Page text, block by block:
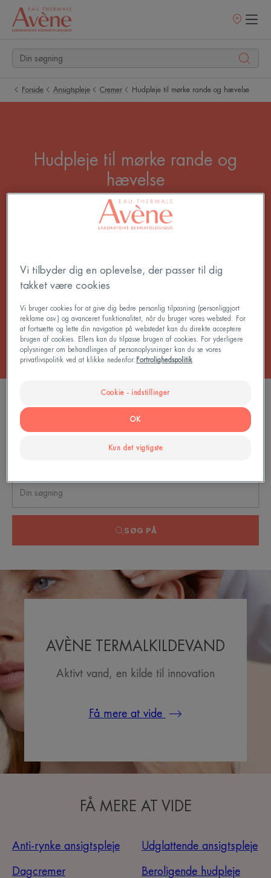
Salgssteder
Forside Ansigtspleje Cremer Hudpleje til mørke rande og hævelse
Hudpleje til mørke rande og
hævelse
Hvem har ikke drømt om at få sine mørke rande til
at forsvinde? En creme mod mørke rande er en
rande dag efter dag. Resultatet: synligt friskere,
mere strålende og mere udhvilede øjenomgivelser.
Alle Cremer
0 resultat "Hudpleje til mørke rande og
hævelse"
SØG PÅ
AVÈNE TERMALKILDEVAND
Aktivt vand, en kilde til innovation
Få mere at vide
FÅ MERE AT VIDE
Anti-rynke ansigtspleje Udglattende ansigtspleje
Dagcremer Beroligende hudpleje
Vi tilbyder dig en oplevelse, der passer til dig
takket være cookies
Vi bruger cookies for at give dig bedre personlig tilpasning (personliggjort
reklame osv.) og avanceret funktionalitet, når du bruger vores websted. For
at fortsætte og lette din navigation på webstedet kan du direkte acceptere
brugen af cookies. Ellers kan du tilpasse brugen af cookies. For yderligere
oplysninger om behandlingen af personoplysninger kan du se vores
privatlivspolitik ved at klikke nedenfor: Fortrolighedspolitik
Cookie - indstillinger
Kun det vigtigste
OK